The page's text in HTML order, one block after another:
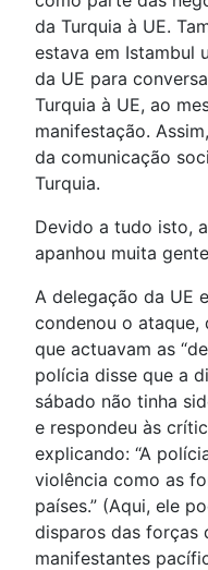
da Turquia à UE.
estava em Istambul
da UE para
Turquia à UE, ao
manifestação.
da comunicação
Turquia.
Devido a tudo isto,
apanhou muita
A delegação da UE
condenou o ataque,
que actuavam as
polícia disse que a
sábado não tinha
e respondeu às
explicando: “A
violência como as
países.” (Aqui, ele
disparos das forças
manifestantes